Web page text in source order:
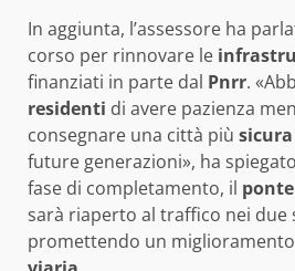
In aggiunta, l’assessore ha
corso per rinnovare le
finanziati in parte dal Pnrr.
residenti di avere pazienza
consegnare una città più sicura
future generazioni», ha
fase di completamento, il
sarà riaperto al traffico nei due
promettendo un